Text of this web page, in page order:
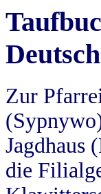
Zur
Jagdhaus
die